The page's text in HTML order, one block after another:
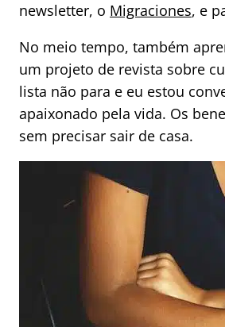
newsletter, o Migraciones, e
No meio tempo, também
um projeto de revista sobre
lista não para e eu estou
apaixonado pela vida. Os
sem precisar sair de casa.